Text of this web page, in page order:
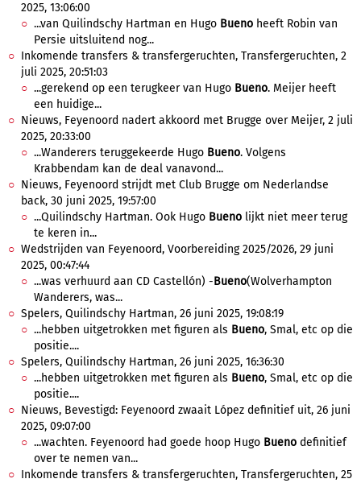
2025, 13:06:00
...van Quilindschy Hartman en Hugo Bueno heeft Robin van
Persie uitsluitend nog...
Inkomende transfers & transfergeruchten, Transfergeruchten, 2
juli 2025, 20:51:03
...gerekend op een terugkeer van Hugo Bueno. Meijer heeft
een huidige...
Nieuws, Feyenoord nadert akkoord met Brugge over Meijer, 2 juli
2025, 20:33:00
...Wanderers teruggekeerde Hugo Bueno. Volgens
Krabbendam kan de deal vanavond...
Nieuws, Feyenoord strijdt met Club Brugge om Nederlandse
back, 30 juni 2025, 19:57:00
...Quilindschy Hartman. Ook Hugo Bueno lijkt niet meer terug
te keren in...
Wedstrijden van Feyenoord, Voorbereiding 2025/2026, 29 juni
2025, 00:47:44
...was verhuurd aan CD Castellón) -Bueno(Wolverhampton
Wanderers, was...
Spelers, Quilindschy Hartman, 26 juni 2025, 19:08:19
...hebben uitgetrokken met figuren als Bueno, Smal, etc op die
positie....
Spelers, Quilindschy Hartman, 26 juni 2025, 16:36:30
...hebben uitgetrokken met figuren als Bueno, Smal, etc op die
positie....
Nieuws, Bevestigd: Feyenoord zwaait López definitief uit, 26 juni
2025, 09:07:00
...wachten. Feyenoord had goede hoop Hugo Bueno definitief
over te nemen van...
Inkomende transfers & transfergeruchten, Transfergeruchten, 25